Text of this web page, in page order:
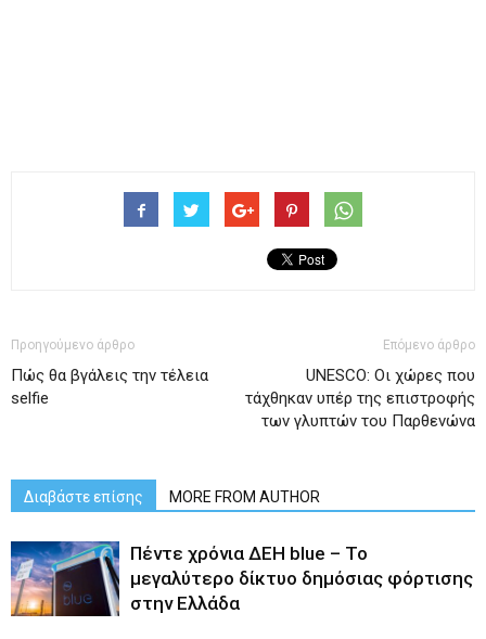
Προηγούμενο άρθρο
Πώς θα βγάλεις την τέλεια
selfie
Επόμενο άρθρο
UNESCO: Οι χώρες που
τάχθηκαν υπέρ της επιστροφής
των γλυπτών του Παρθενώνα
Διαβάστε επίσης MORE FROM AUTHOR
Πέντε χρόνια ΔΕΗ blue – Το
μεγαλύτερο δίκτυο δημόσιας φόρτισης
στην Ελλάδα